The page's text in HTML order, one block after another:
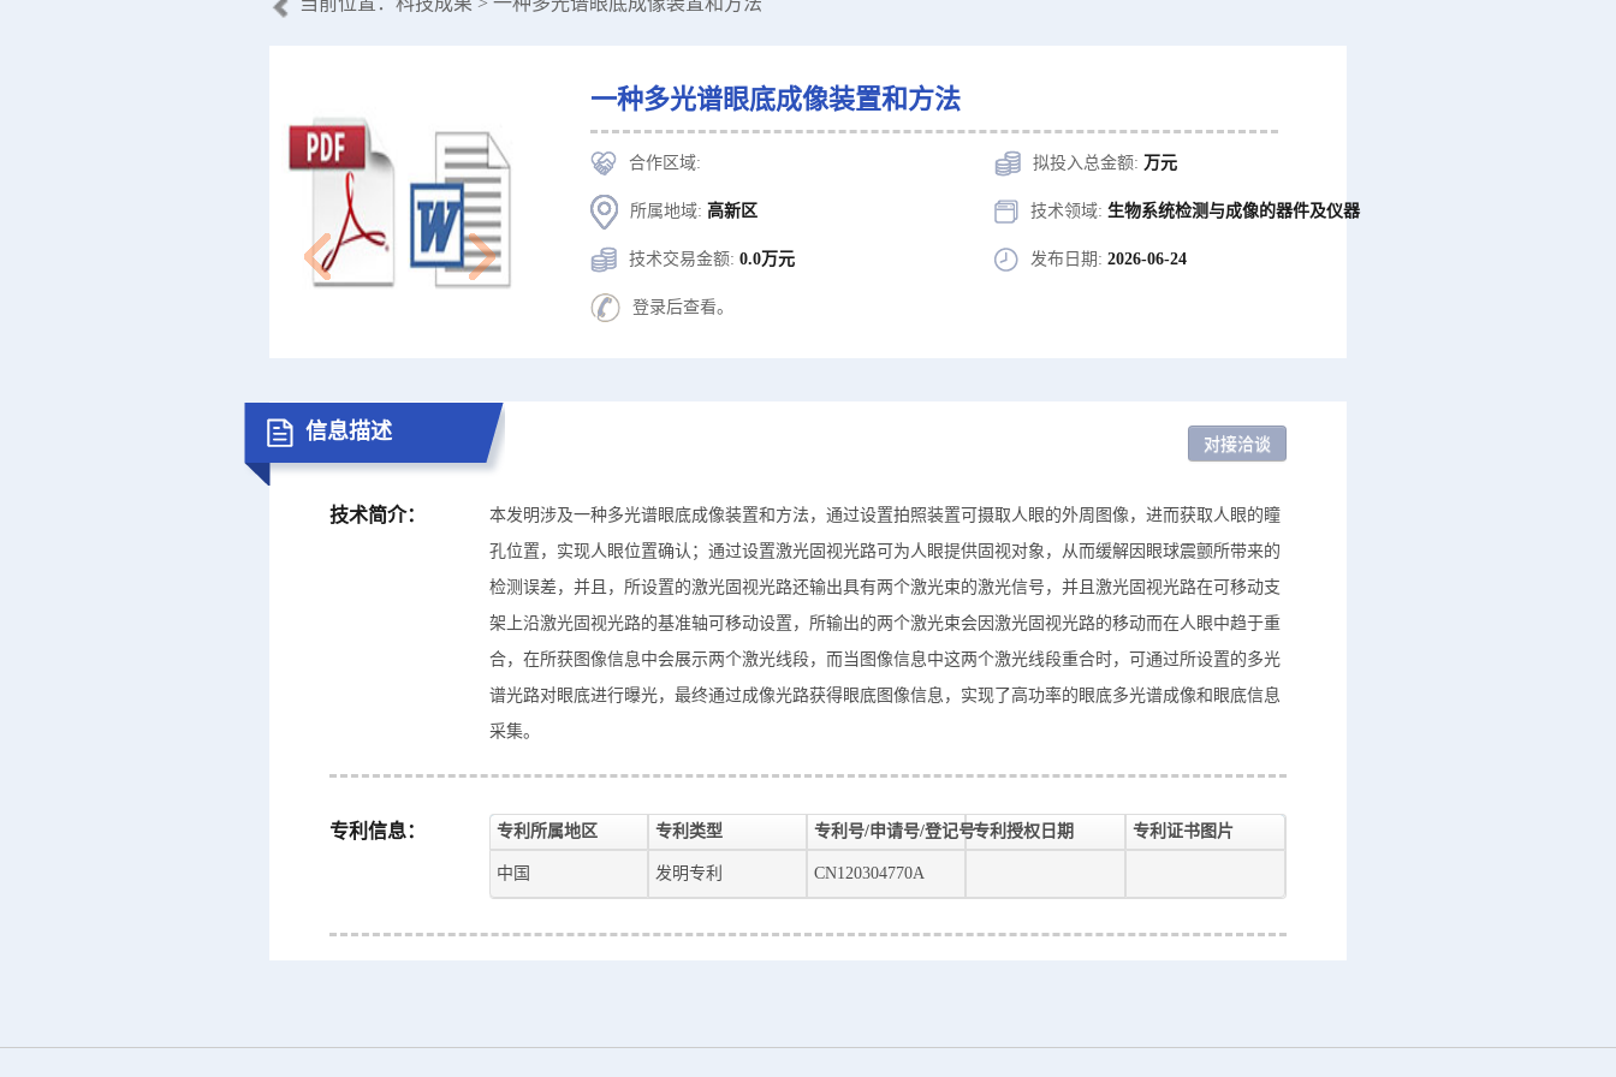
一种多光谱眼底成像装置和方法
合作区域: 拟投入总金额:万元
所属地域:高新区 技术领域:生物系统检测与成像的器件及仪器
技术交易金额:0.0万元 发布日期:2026-06-24
登录后查看。
信息描述
技术简介：
本发明涉及一种多光谱眼底成像装置和方法，通过设置拍照装置可摄取人眼的外周图像，进而获取人眼的瞳
孔位置，实现人眼位置确认；通过设置激光固视光路可为人眼提供固视对象，从而缓解因眼球震颤所带来的
检测误差，并且，所设置的激光固视光路还输出具有两个激光束的激光信号，并且激光固视光路在可移动支
架上沿激光固视光路的基准轴可移动设置，所输出的两个激光束会因激光固视光路的移动而在人眼中趋于重
合，在所获图像信息中会展示两个激光线段，而当图像信息中这两个激光线段重合时，可通过所设置的多光
谱光路对眼底进行曝光，最终通过成像光路获得眼底图像信息，实现了高功率的眼底多光谱成像和眼底信息
采集。
专利信息： 专利所属地区 专利类型 专利号/申请号/登记号专利授权日期 专利证书图片
中国 发明专利 CN120304770A